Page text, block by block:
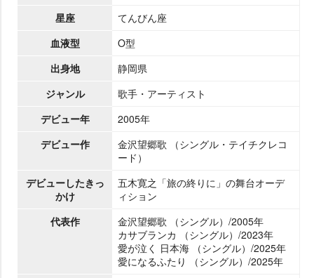
星座
てんびん座
血液型
O型
出身地
静岡県
ジャンル
歌手・アーティスト
デビュー年
2005年
デビュー作
金沢望郷歌 （シングル・テイチクレコ
ード）
デビューしたきっ
かけ
五木寛之「旅の終りに」の舞台オーデ
ィション
代表作
金沢望郷歌 （シングル）/2005年
カサブランカ （シングル）/2023年
愛が泣く 日本海 （シングル）/2025年
愛になるふたり （シングル）/2025年